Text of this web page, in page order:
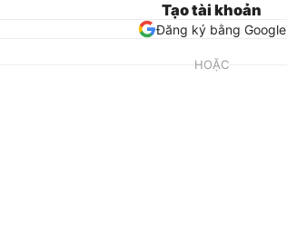
Tạo tài khoản
Đăng ký bằng Google
HOẶC